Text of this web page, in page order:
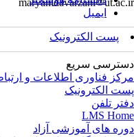
ایمیل
پست الکترونیک
maryamdavarzani
ut.ac.ir
دسترسی سریع
مرکز فناوری اطلاعات و
پست الکترونیک
دفتر تلفن
LMS Home
دوره های آموزشی آزاد